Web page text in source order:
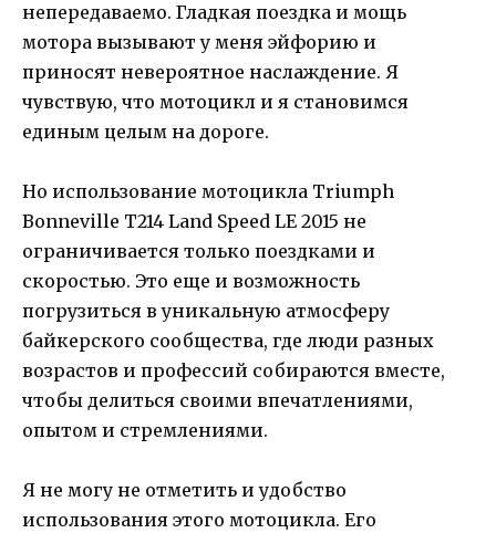
непередаваемо. Гладкая поездка и мощь
мотора вызывают у меня эйфорию и
приносят невероятное наслаждение. Я
чувствую, что мотоцикл и я становимся
единым целым на дороге.
Но использование мотоцикла Triumph
Bonneville T214 Land Speed LE 2015 не
ограничивается только поездками и
скоростью. Это еще и возможность
погрузиться в уникальную атмосферу
байкерского сообщества, где люди разных
возрастов и профессий собираются вместе,
чтобы делиться своими впечатлениями,
опытом и стремлениями.
Я не могу не отметить и удобство
использования этого мотоцикла. Его